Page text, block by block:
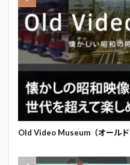
Old Video Museum（オールド